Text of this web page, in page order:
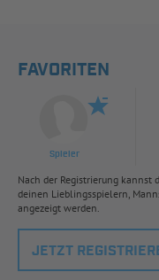
FAVORITEN
Spieler
Nach der Registrierung kannst
deinen Lieblingsspielern,
angezeigt werden.
JETZT